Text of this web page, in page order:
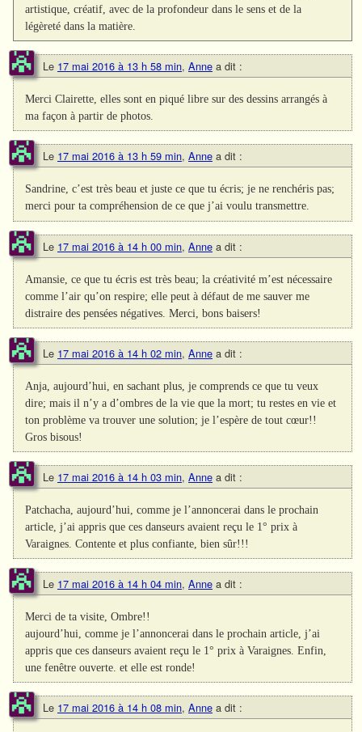
artistique, créatif, avec de la profondeur dans le sens et de la
légèreté dans la matière.
Le 17 mai 2016 à 13 h 58 min, Anne a dit :
Merci Clairette, elles sont en piqué libre sur des dessins arrangés à
ma façon à partir de photos.
Le 17 mai 2016 à 13 h 59 min, Anne a dit :
Sandrine, c’est très beau et juste ce que tu écris; je ne renchéris pas;
merci pour ta compréhension de ce que j’ai voulu transmettre.
Le 17 mai 2016 à 14 h 00 min, Anne a dit :
Amansie, ce que tu écris est très beau; la créativité m’est nécessaire
comme l’air qu’on respire; elle peut à défaut de me sauver me
distraire des pensées négatives. Merci, bons baisers!
Le 17 mai 2016 à 14 h 02 min, Anne a dit :
Anja, aujourd’hui, en sachant plus, je comprends ce que tu veux
dire; mais il n’y a d’ombres de la vie que la mort; tu restes en vie et
ton problème va trouver une solution; je l’espère de tout cœur!!
Gros bisous!
Le 17 mai 2016 à 14 h 03 min, Anne a dit :
Patchacha, aujourd’hui, comme je l’annoncerai dans le prochain
article, j’ai appris que ces danseurs avaient reçu le 1° prix à
Varaignes. Contente et plus confiante, bien sûr!!!
Le 17 mai 2016 à 14 h 04 min, Anne a dit :
Merci de ta visite, Ombre!!
aujourd’hui, comme je l’annoncerai dans le prochain article, j’ai
appris que ces danseurs avaient reçu le 1° prix à Varaignes. Enfin,
une fenêtre ouverte. et elle est ronde!
Le 17 mai 2016 à 14 h 08 min, Anne a dit :